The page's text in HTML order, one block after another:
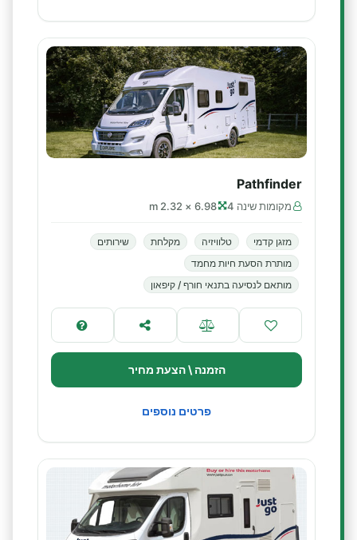
Pathfinder
מקומות שינה 4 6.98 × 2.32 m
מזגן קדמי טלוויזיה מקלחת
שירותים
מותרת הסעת חיות מחמד
מותאם לנסיעה בתנאי חורף / קיפאון
הזמנה \ הצעת מחיר
פרטים נוספים